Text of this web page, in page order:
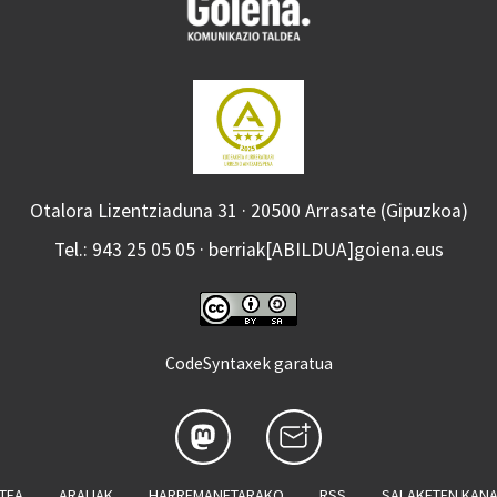
Otalora Lizentziaduna 31 · 20500 Arrasate (Gipuzkoa)
Tel.: 943 25 05 05 · berriak[ABILDUA]goiena.eus
CodeSyntaxek garatua